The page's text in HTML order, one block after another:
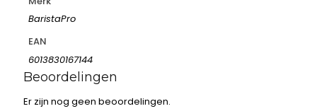
BaristaPro
EAN
6013830167144
Beoordelingen
Er zijn nog geen beoordelingen.